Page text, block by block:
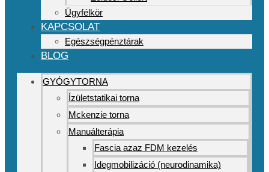
Ügyfélkör
KAPCSOLAT
Egészségpénztárak
BLOG
GYÓGYTORNA
Ízületstatikai torna
Mckenzie torna
Manuálterápia
Fascia azaz FDM kezelés
Idegmobilizáció (neurodinamika)